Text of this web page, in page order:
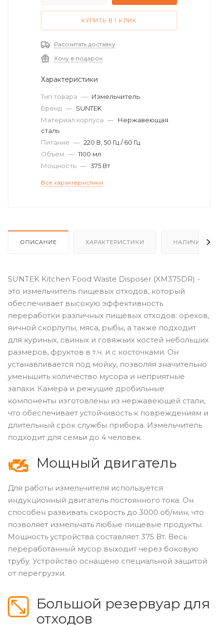
КУПИТЬ В 1 КЛИК
Рассчитать доставку
Хочу в подарок
Характеристики
Тип товара — Измельчитель
Бренд — SUNTEK
Материал корпуса — Нержавеющая
сталь
Питание — 220 В, 50 Гц / 60 Гц
Объем — 1100 мл
Мощность — 375 Вт
Все характеристики
ОПИСАНИЕ ХАРАКТЕРИСТИКИ НАЛИЧИЕ
SUNTEK Kitchen Food Waste Disposer (XM375DR) -
это измельчитель пищевых отходов, который
обеспечивает высокую эффективность
переработки различных пищевых отходов: орехов,
яичной скорлупы, мяса, рыбы, а также подходит
для куриных, свиных и говяжьих костей небольших
размеров, фруктов в т.ч. и с косточками. Он
устанавливается под мойку, позволяя значительно
уменьшить количество мусора и неприятные
запахи. Камера и режущие дробильные
компоненты изготовлены из нержавеющей стали,
что обеспечивает устойчивость к повреждениям и
длительный срок службы прибора. Измельчитель
подходит для семьи до 4 человек.
Мощный двигатель
Для работы измельчителя используется
индукционный двигатель постоянного тока. Он
способен развивать скорость до 3000 об/мин, что
позволяет измельчать любые пищевые продукты.
Мощность устройства составляет 375 Вт. Весь
переработанный мусор выходит через боковую
трубу. Устройство оснащено специальной защитой
от перегрузки.
Большой резервуар для
отходов